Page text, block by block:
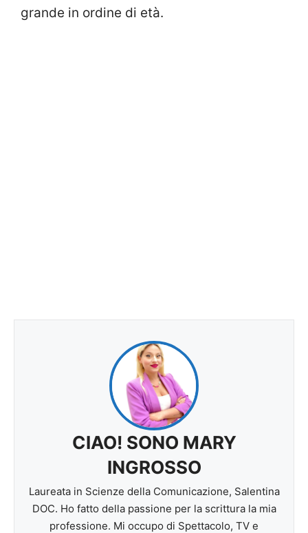
grande in ordine di età.
CIAO! SONO MARY
INGROSSO
Laureata in Scienze della Comunicazione, Salentina
DOC. Ho fatto della passione per la scrittura la mia
professione. Mi occupo di Spettacolo, TV e